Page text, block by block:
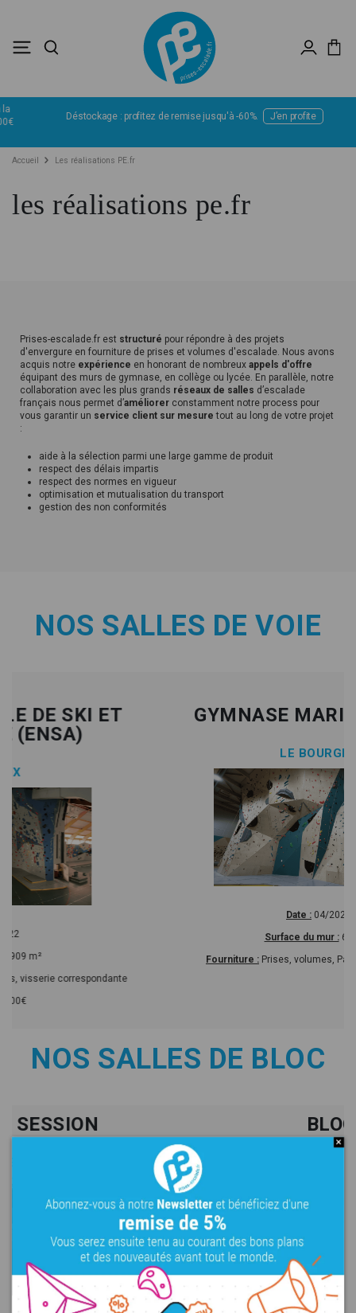
Déstockage : profitez de remise jusqu'à -60%. J’en profite
Accueil Les réalisations PE.fr
les réalisations pe.fr
Prises-escalade.fr est structuré pour répondre à des projets
d'envergure en fourniture de prises et volumes d'escalade. Nous avons
acquis notre expérience en honorant de nombreux appels d'offre
équipant des murs de gymnase, en collège ou lycée. En parallèle, notre
collaboration avec les plus grands réseaux de salles d’escalade
français nous permet d’améliorer constamment notre process pour
vous garantir un service client sur mesure tout au long de votre projet
:
aide à la sélection parmi une large gamme de produit
respect des délais impartis
respect des normes en vigueur
optimisation et mutualisation du transport
gestion des non conformités
NOS SALLES DE VOIE
GYMNASE MARIE PARADIS
Prises, volumes, Pan Gullich, visseries
NOS SALLES DE BLOC
MOUGINS